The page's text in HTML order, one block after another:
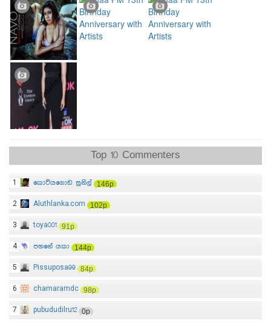
Top 10 Commenters
1 කොටියගොඩ සුනිල් 146p
2 Aluthlanka.com 102p
3 toya001 91p
4 පහනේ යකා 144p
5 Pissuposa99 84p
6 chamaramdc 98p
7 pubududilru12 0p